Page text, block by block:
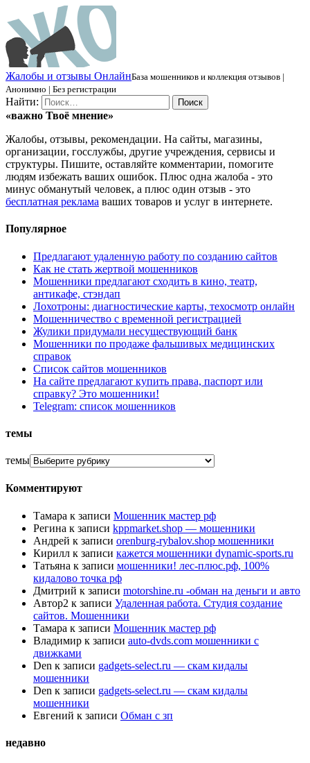
Жалобы и отзывы ОнлайнБаза мошенников и коллекция отзывов |
Анонимно | Без регистрации
Найти:
«важно Твоё мнение»
Жалобы, отзывы, рекомендации. На сайты, магазины,
организации, госслужбы, другие учреждения, сервисы и
структуры. Пишите, оставляйте комментарии, помогите
людям избежать ваших ошибок. Плюс одна жалоба - это
минус обманутый человек, а плюс один отзыв - это
бесплатная реклама ваших товаров и услуг в интернете.
Популярное
Предлагают удаленную работу по созданию сайтов
Как не стать жертвой мошенников
Мошенники предлагают сходить в кино, театр,
антикафе, стэндап
Лохотроны: диагностические карты, техосмотр онлайн
Мошенничество с временной регистрацией
Жулики придумали несуществующий банк
Мошенники по продаже фальшивых медицинских
справок
Список сайтов мошенников
На сайте предлагают купить права, паспорт или
справку? Это мошенники!
Telegram: список мошенников
темы
темы
Комментируют
Тамара к записи Мошенник мастер рф
Регина к записи kppmarket.shop — мошенники
Андрей к записи orenburg-rybalov.shop мошенники
Кирилл к записи кажется мошенники dynamic-sports.ru
Татьяна к записи мошенники! лес-плюс.рф, 100%
кидалово точка рф
Дмитрий к записи motorshine.ru -обман на деньги и авто
Автор2 к записи Удаленная работа. Студия создание
сайтов. Мошенники
Тамара к записи Мошенник мастер рф
Владимир к записи auto-dvds.com мошенники с
движками
Den к записи gadgets-select.ru — скам кидалы
мошенники
Den к записи gadgets-select.ru — скам кидалы
мошенники
Евгений к записи Обман с зп
недавно